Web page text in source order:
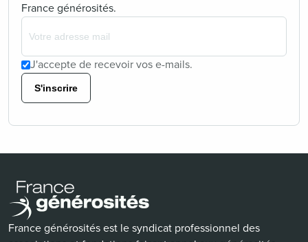
France générosités.
J'accepte de recevoir vos e-mails.
S'inscrire
France générosités est le syndicat professionnel des